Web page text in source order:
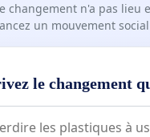
changement n'a pas lieu
un mouvement
le changement